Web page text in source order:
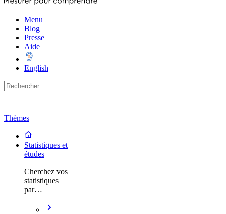
Menu
Blog
Presse
Aide
English
Thèmes
Statistiques et
études
Cherchez vos
statistiques
par…